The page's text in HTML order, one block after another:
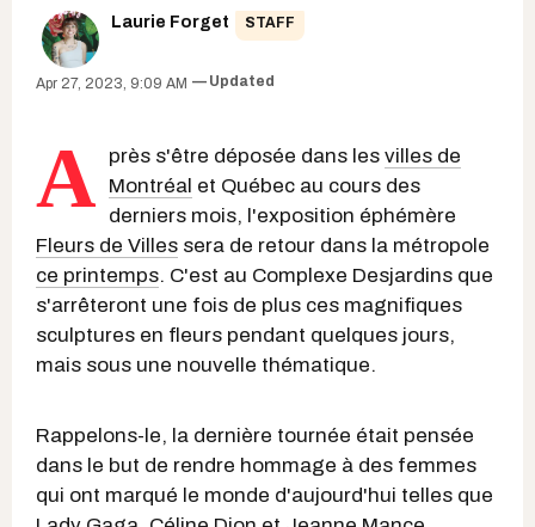
Laurie Forget STAFF
Apr 27, 2023, 9:09 AM Updated
A près s'être déposée dans les villes de
Montréal et Québec au cours des
derniers mois, l'exposition éphémère
Fleurs de Villes sera de retour dans la métropole
ce printemps. C'est au Complexe Desjardins que
s'arrêteront une fois de plus ces magnifiques
sculptures en fleurs pendant quelques jours,
mais sous une nouvelle thématique.
Rappelons-le, la dernière tournée était pensée
dans le but de rendre hommage à des femmes
qui ont marqué le monde d'aujourd'hui telles que